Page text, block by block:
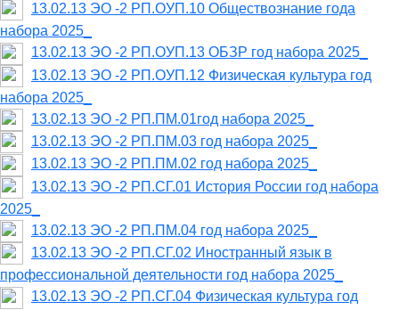
13.02.13 ЭО -2 РП.ОУП.10 Обществознание года
набора 2025_
13.02.13 ЭО -2 РП.ОУП.13 ОБЗР год набора 2025_
13.02.13 ЭО -2 РП.ОУП.12 Физическая культура год
набора 2025_
13.02.13 ЭО -2 РП.ПМ.01год набора 2025_
13.02.13 ЭО -2 РП.ПМ.03 год набора 2025_
13.02.13 ЭО -2 РП.ПМ.02 год набора 2025_
13.02.13 ЭО -2 РП.СГ.01 История России год набора
2025_
13.02.13 ЭО -2 РП.ПМ.04 год набора 2025_
13.02.13 ЭО -2 РП.СГ.02 Иностранный язык в
профессиональной деятельности год набора 2025_
13.02.13 ЭО -2 РП.СГ.04 Физическая культура год